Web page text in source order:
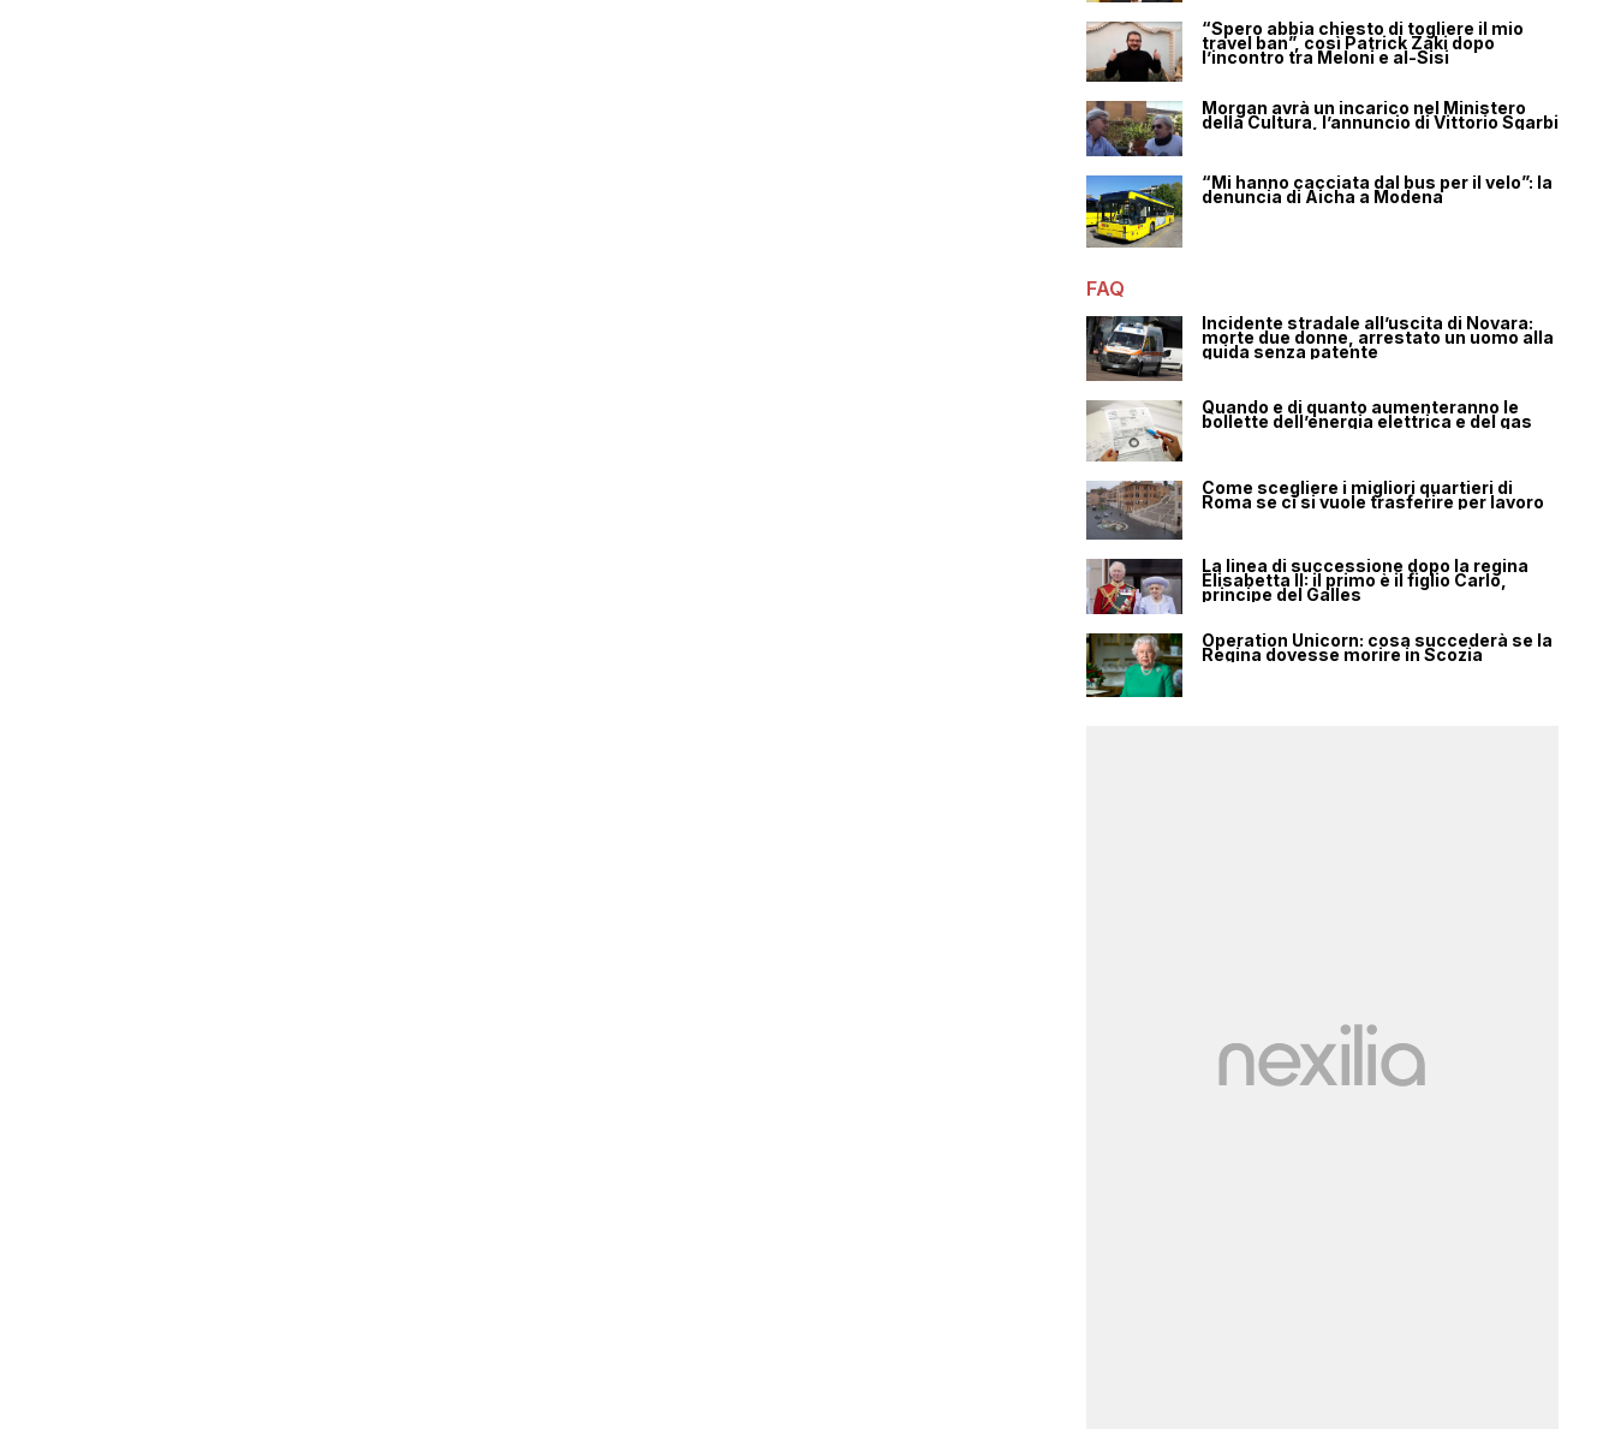
“Spero abbia chiesto di togliere il mio
travel ban”, così Patrick Zaki dopo
l’incontro tra Meloni e al-Sisi
Morgan avrà un incarico nel Ministero
della Cultura, l’annuncio di Vittorio Sgarbi
“Mi hanno cacciata dal bus per il velo”: la
denuncia di Aicha a Modena
FAQ
Incidente stradale all’uscita di Novara:
morte due donne, arrestato un uomo alla
guida senza patente
Quando e di quanto aumenteranno le
bollette dell’energia elettrica e del gas
Come scegliere i migliori quartieri di
Roma se ci si vuole trasferire per lavoro
La linea di successione dopo la regina
Elisabetta II: il primo è il figlio Carlo,
principe del Galles
Operation Unicorn: cosa succederà se la
Regina dovesse morire in Scozia